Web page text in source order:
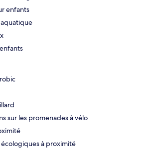
enfants
sur les promenades à vélo
écologiques à proximité